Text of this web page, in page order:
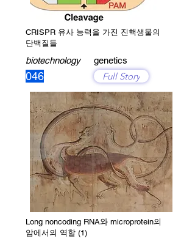
CRISPR 유사 능력을 가진 진핵생물의
단백질들
biotechnology
046
genetics
Full Story
Long noncoding RNA와 microprotein의
암에서의 역할 (1)